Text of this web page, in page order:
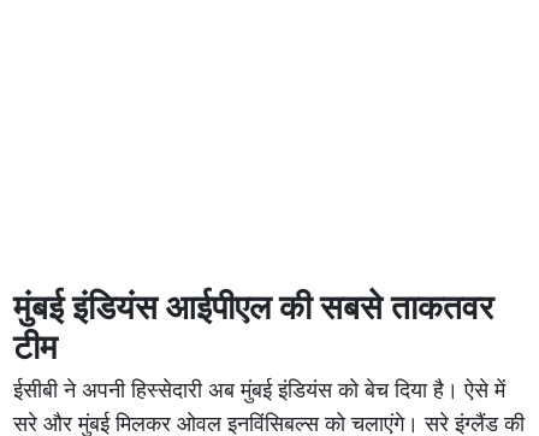
मुंबई इंडियंस आईपीएल की सबसे ताकतवर
टीम
ईसीबी ने अपनी हिस्सेदारी अब मुंबई इंडियंस को बेच दिया है। ऐसे में
सरे और मुंबई मिलकर ओवल इनविंसिबल्स को चलाएंगे। सरे इंग्लैंड की